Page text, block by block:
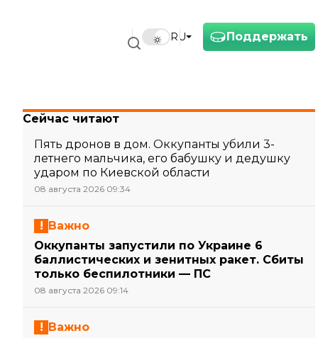
Поддержать
RU
Сейчас читают
Пять дронов в дом. Оккупанты убили 3-
летнего мальчика, его бабушку и дедушку
ударом по Киевской области
08 августа 2026 09:34
Важно
Оккупанты запустили по Украине 6
баллистических и зенитных ракет. Сбиты
только беспилотники — ПС
08 августа 2026 09:14
Важно